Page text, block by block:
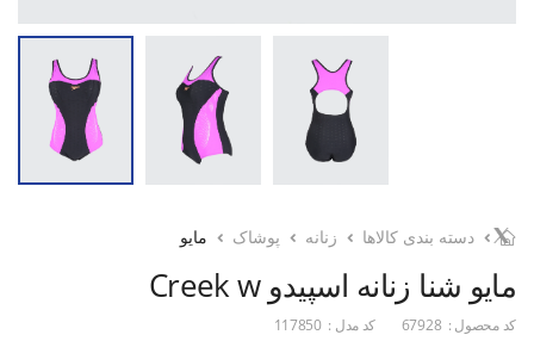
دسته بندی کالاها زنانه پوشاک مایو
مایو شنا زنانه اسپیدو Creek w
کد محصول : 67928 کد مدل : 117850